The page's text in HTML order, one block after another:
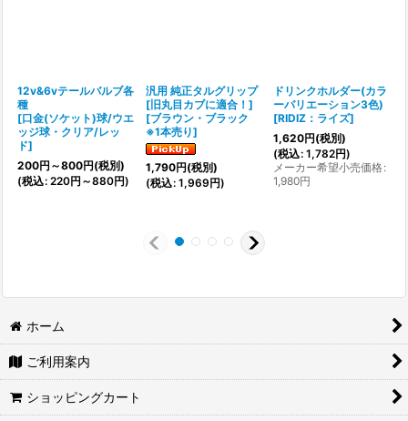
12v&6vテールバルブ各
種
[口金(ソケット)球/ウエ
ッジ球・クリア/レッ
ド]
200円 ～800円(税別)
(税込: 220円 ～880円)
汎用 純正タルグリップ
[旧丸目カブに適合！]
[ブラウン・ブラック
※1本売り]
1,790円(税別)
(税込: 1,969円)
ドリンクホルダー(カラ
ーバリエーション3色)
[RIDIZ：ライズ]
1,620円(税別)
(税込: 1,782円)
メーカー希望小売価格:
1,980円
ホーム
ご利用案内
ショッピングカート